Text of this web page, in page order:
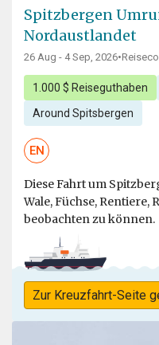
Spitzbergen
Nordaustlandet
26 Aug - 4 Sep, 2026•
1.000 $ Reiseguthaben
Around Spitsbergen
EN
Diese Fahrt um
Wale, Füchse, Rentiere,
beobachten zu können.
Zur Kreuzfahrt-Seite